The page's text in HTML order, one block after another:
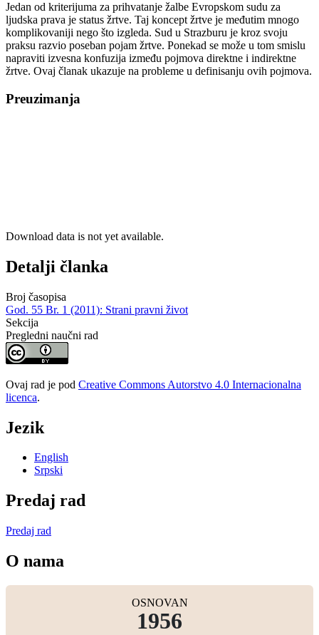
Jedan od kriterijuma za prihvatanje žalbe Evropskom sudu za
ljudska prava je status žrtve. Taj koncept žrtve je međutim mnogo
komplikovaniji nego što izgleda. Sud u Strazburu je kroz svoju
praksu razvio poseban pojam žrtve. Ponekad se može u tom smislu
napraviti izvesna konfuzija između pojmova direktne i indirektne
žrtve. Ovaj članak ukazuje na probleme u definisanju ovih pojmova.
Preuzimanja
Download data is not yet available.
Detalji članka
Broj časopisa
God. 55 Br. 1 (2011): Strani pravni život
Sekcija
Pregledni naučni rad
Ovaj rad je pod Creative Commons Autorstvo 4.0 Internacionalna
licenca.
Jezik
English
Srpski
Predaj rad
Predaj rad
O nama
OSNOVAN
1956